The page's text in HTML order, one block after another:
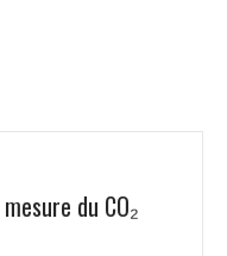
3 4 5
6
19
du CO₂
et développez